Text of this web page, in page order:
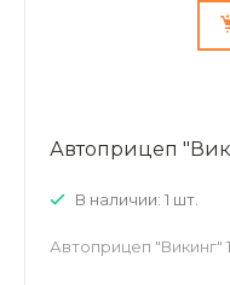
Автоприцеп
В наличии: 1 шт.
Автоприцеп "Викинг"